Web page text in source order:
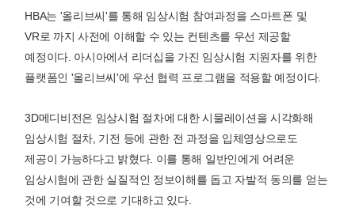
HBA는 '올리브씨'를 통해 임상시험 참여과정을 스마트폰 및
VR로 까지 사전에 이해할 수 있는 컨텐츠를 우선 제공할
예정이다. 아시아에서 리더십을 가진 임상시험 지원자를 위한
플랫폼인 '올리브씨'에 우선 협력 프로그램을 적용할 예정이다.
3D메디비전은 임상시험 절차에 대한 시물레이션을 시각화해
임상시험 절차, 기전 등에 관한 전 과정을 입체영상으로도
제공이 가능하다고 밝혔다. 이를 통해 일반인에게 어려운
임상시험에 관한 실질적인 정보이해를 돕고 자발적 동의를 얻는
것에 기여할 것으로 기대하고 있다.